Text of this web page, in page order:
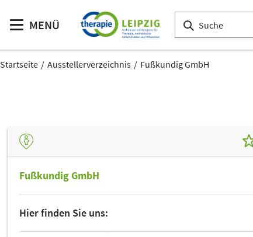
MENÜ
Startseite Ausstellerverzeichnis Fußkundig GmbH
Fußkundig GmbH
Hier finden Sie uns: